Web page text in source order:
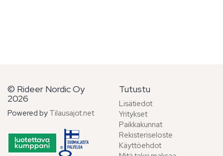
© Rideer Nordic Oy
2026
Powered by Tilausajot.net
Tutustu
Lisätiedot
Yritykset
Paikkakunnat
Rekisteriseloste
Käyttöehdot